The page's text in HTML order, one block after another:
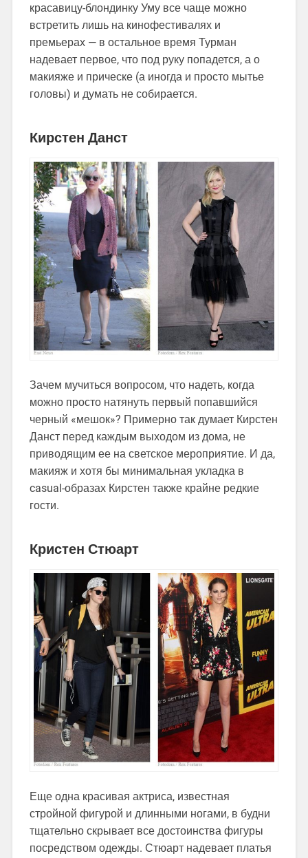
красавицу-блондинку Уму все чаще можно
встретить лишь на кинофестивалях и
премьерах — в остальное время Турман
надевает первое, что под руку попадется, а о
макияже и прическе (а иногда и просто мытье
головы) и думать не собирается.
Кирстен Данст
Зачем мучиться вопросом, что надеть, когда
можно просто натянуть первый попавшийся
черный «мешок»? Примерно так думает Кирстен
Данст перед каждым выходом из дома, не
приводящим ее на светское мероприятие. И да,
макияж и хотя бы минимальная укладка в
casual-образах Кирстен также крайне редкие
гости.
Кристен Стюарт
Еще одна красивая актриса, известная
стройной фигурой и длинными ногами, в будни
тщательно скрывает все достоинства фигуры
посредством одежды. Стюарт надевает платья